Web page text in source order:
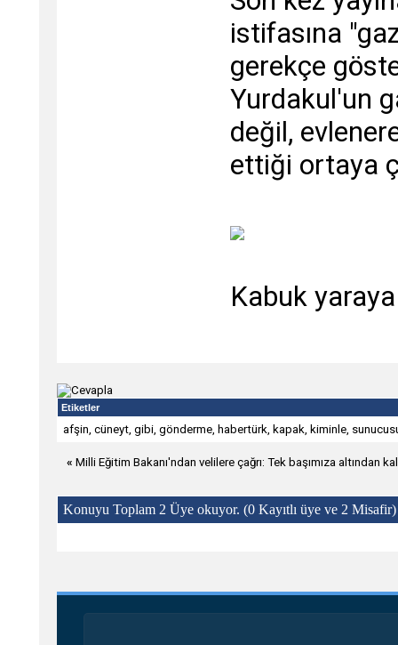
istifasına
gerekçe
Yurdakul'un
değil,
ettiği ortaya
Kabuk
Etiketler
afşin, cüneyt, gibi, gönderme, habertürk, kapak, kiminle,
« Milli Eğitim Bakanı'ndan velilere çağrı: Tek başımıza altından
Konuyu Toplam 2 Üye okuyor. (0 Kayıtlı üye ve 2 Misafir)